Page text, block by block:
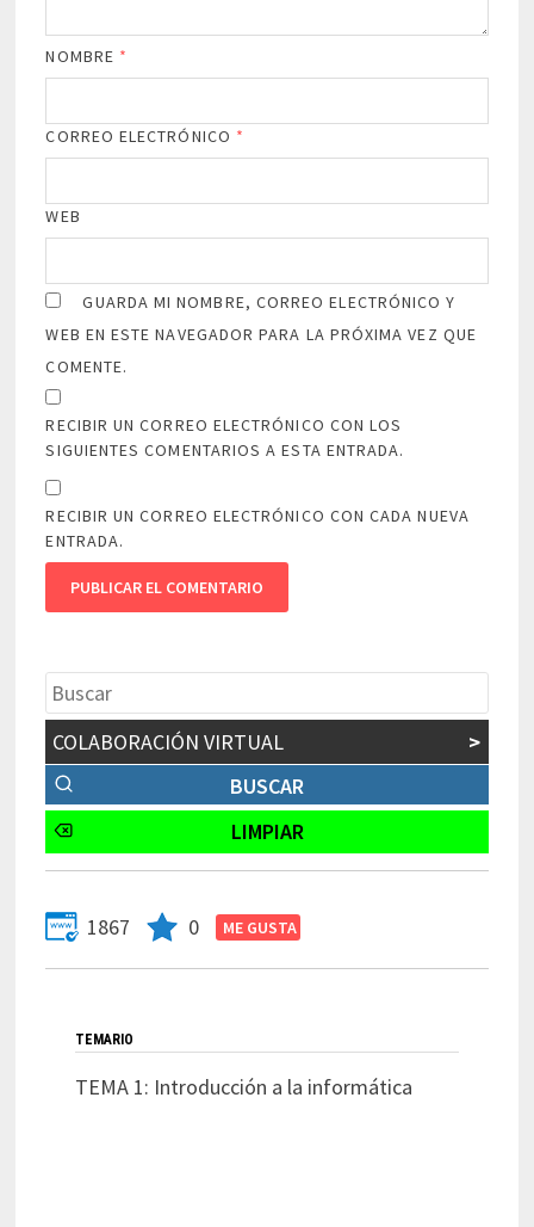
NOMBRE *
CORREO ELECTRÓNICO *
WEB
GUARDA MI NOMBRE, CORREO ELECTRÓNICO Y
WEB EN ESTE NAVEGADOR PARA LA PRÓXIMA VEZ QUE
COMENTE.
RECIBIR UN CORREO ELECTRÓNICO CON LOS
SIGUIENTES COMENTARIOS A ESTA ENTRADA.
RECIBIR UN CORREO ELECTRÓNICO CON CADA NUEVA
ENTRADA.
COLABORACIÓN VIRTUAL >
1867 0
TEMARIO
TEMA 1: Introducción a la informática